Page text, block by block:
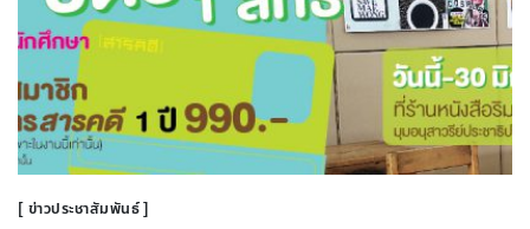
ข่าวประชาสัมพันธ์